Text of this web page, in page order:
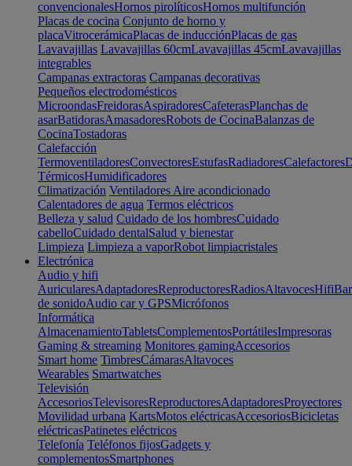
convencionalesHornos pirolíticosHornos multifunción
Placas de cocina Conjunto de horno y
placaVitrocerámicaPlacas de inducciónPlacas de gas
Lavavajillas Lavavajillas 60cmLavavajillas 45cmLavavajillas
integrables
Campanas extractoras Campanas decorativas
Pequeños electrodomésticos
MicroondasFreidorasAspiradoresCafeterasPlanchas de
asarBatidorasAmasadoresRobots de CocinaBalanzas de
CocinaTostadoras
Calefacción
TermoventiladoresConvectoresEstufasRadiadoresCalefactores
TérmicosHumidificadores
Climatización Ventiladores Aire acondicionado
Calentadores de agua Termos eléctricos
Belleza y salud Cuidado de los hombresCuidado
cabelloCuidado dentalSalud y bienestar
Limpieza Limpieza a vaporRobot limpiacristales
Electrónica
Audio y hifi
AuricularesAdaptadoresReproductoresRadiosAltavocesHifi
de sonidoAudio car y GPSMicrófonos
Informática
AlmacenamientoTabletsComplementosPortátilesImpresoras
Gaming & streaming Monitores gamingAccesorios
Smart home TimbresCámarasAltavoces
Wearables Smartwatches
Televisión
AccesoriosTelevisoresReproductoresAdaptadoresProyectores
Movilidad urbana KartsMotos eléctricasAccesoriosBicicletas
eléctricasPatinetes eléctricos
Telefonía Teléfonos fijosGadgets y
complementosSmartphones